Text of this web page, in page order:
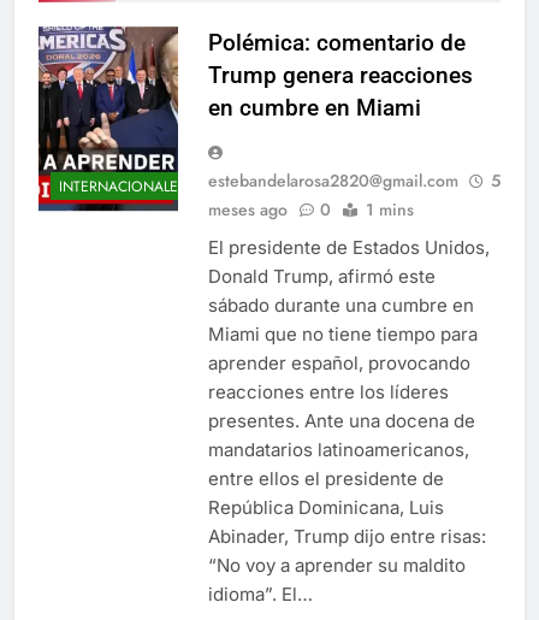
INTERNACIONALES
Polémica: comentario de
Trump genera reacciones
en cumbre en Miami
estebandelarosa2820@gmail.com
5
meses ago
0 1 mins
El presidente de Estados Unidos,
Donald Trump, afirmó este
sábado durante una cumbre en
Miami que no tiene tiempo para
aprender español, provocando
reacciones entre los líderes
presentes. Ante una docena de
mandatarios latinoamericanos,
entre ellos el presidente de
República Dominicana, Luis
Abinader, Trump dijo entre risas:
“No voy a aprender su maldito
idioma”. El…